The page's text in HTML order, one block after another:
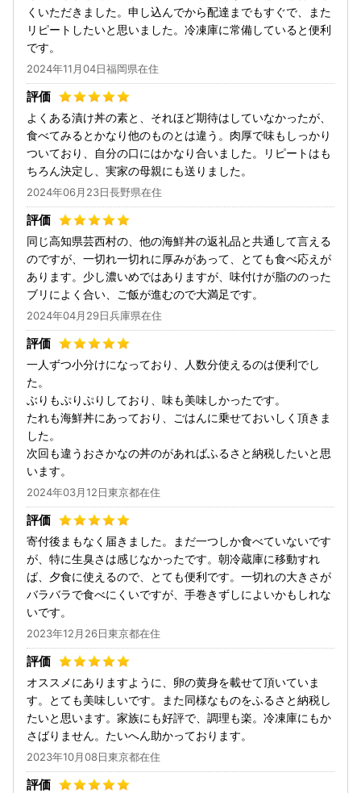
くいただきました。申し込んでから配達までもすぐで、また
リピートしたいと思いました。冷凍庫に常備していると便利
です。
2024年11月04日福岡県在住
よくある漬け丼の素と、それほど期待はしていなかったが、
食べてみるとかなり他のものとは違う。肉厚で味もしっかり
ついており、自分の口にはかなり合いました。リピートはも
ちろん決定し、実家の母親にも送りました。
2024年06月23日長野県在住
同じ高知県芸西村の、他の海鮮丼の返礼品と共通して言える
のですが、一切れ一切れに厚みがあって、とても食べ応えが
あります。少し濃いめではありますが、味付けが脂ののった
ブリによく合い、ご飯が進むので大満足です。
2024年04月29日兵庫県在住
一人ずつ小分けになっており、人数分使えるのは便利でし
た。
ぶりもぷりぷりしており、味も美味しかったです。
たれも海鮮丼にあっており、ごはんに乗せておいしく頂きま
した。
次回も違うおさかなの丼のがあればふるさと納税したいと思
います。
2024年03月12日東京都在住
寄付後まもなく届きました。まだ一つしか食べていないです
が、特に生臭さは感じなかったです。朝冷蔵庫に移動すれ
ば、夕食に使えるので、とても便利です。一切れの大きさが
バラバラで食べにくいですが、手巻きずしによいかもしれな
いです。
2023年12月26日東京都在住
オススメにありますように、卵の黄身を載せて頂いていま
す。とても美味しいです。また同様なものをふるさと納税し
たいと思います。家族にも好評で、調理も楽。冷凍庫にもか
さばりません。たいへん助かっております。
2023年10月08日東京都在住